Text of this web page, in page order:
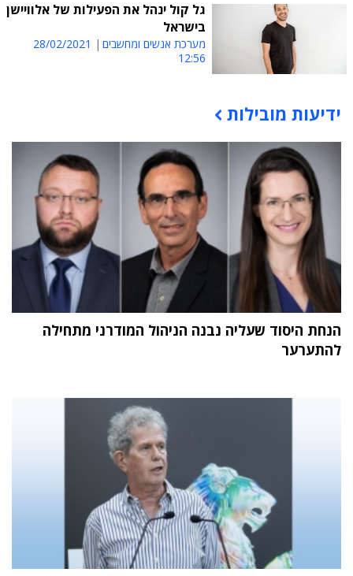
גל קול ינהל את הפעילות של אלוויישן
בישראל
מערכת אנשים ומחשבים
28/02/2021
12:56
תוכן פרסומי
ידיעות מובילות
הנחת היסוד שעליה נבנה הניהול המודרני מתחילה
להתערער